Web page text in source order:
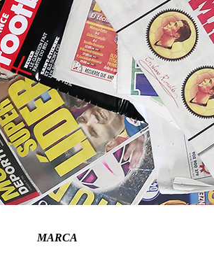
MARCA